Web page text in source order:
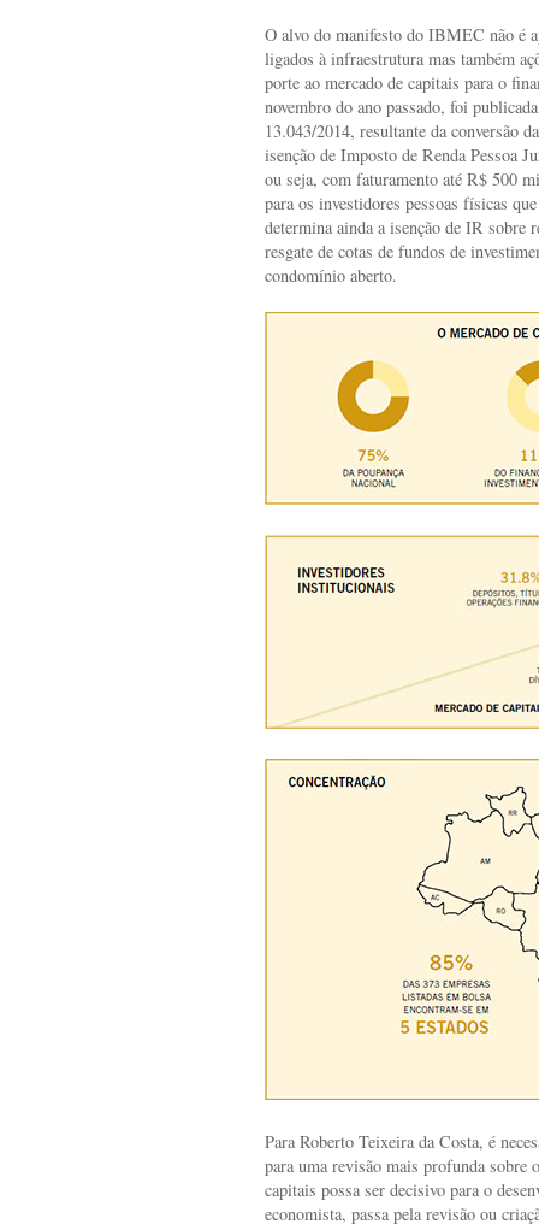
O alvo do manifesto do IBMEC não é
ligados à infraestrutura mas também
porte ao mercado de capitais para o
novembro do ano passado, foi
13.043/2014, resultante da conversão
isenção de Imposto de Renda Pessoa
ou seja, com faturamento até R$ 500
para os investidores pessoas físicas
determina ainda a isenção de IR sobre
resgate de cotas de fundos de
condomínio aberto.
Para Roberto Teixeira da Costa, é
para uma revisão mais profunda sobre
capitais possa ser decisivo para o
economista, passa pela revisão ou